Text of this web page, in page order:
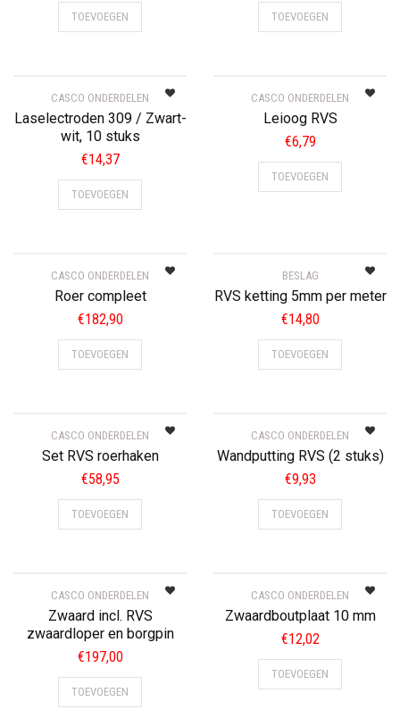
TOEVOEGEN TOEVOEGEN
CASCO ONDERDELEN
Laselectroden 309 / Zwart-
wit, 10 stuks
€14,37
TOEVOEGEN
CASCO ONDERDELEN
Leioog RVS
€6,79
TOEVOEGEN
CASCO ONDERDELEN
Roer compleet
€182,90
TOEVOEGEN
BESLAG
RVS ketting 5mm per meter
€14,80
TOEVOEGEN
CASCO ONDERDELEN
Set RVS roerhaken
€58,95
TOEVOEGEN
CASCO ONDERDELEN
Wandputting RVS (2 stuks)
€9,93
TOEVOEGEN
CASCO ONDERDELEN
Zwaard incl. RVS
zwaardloper en borgpin
€197,00
TOEVOEGEN
CASCO ONDERDELEN
Zwaardboutplaat 10 mm
€12,02
TOEVOEGEN